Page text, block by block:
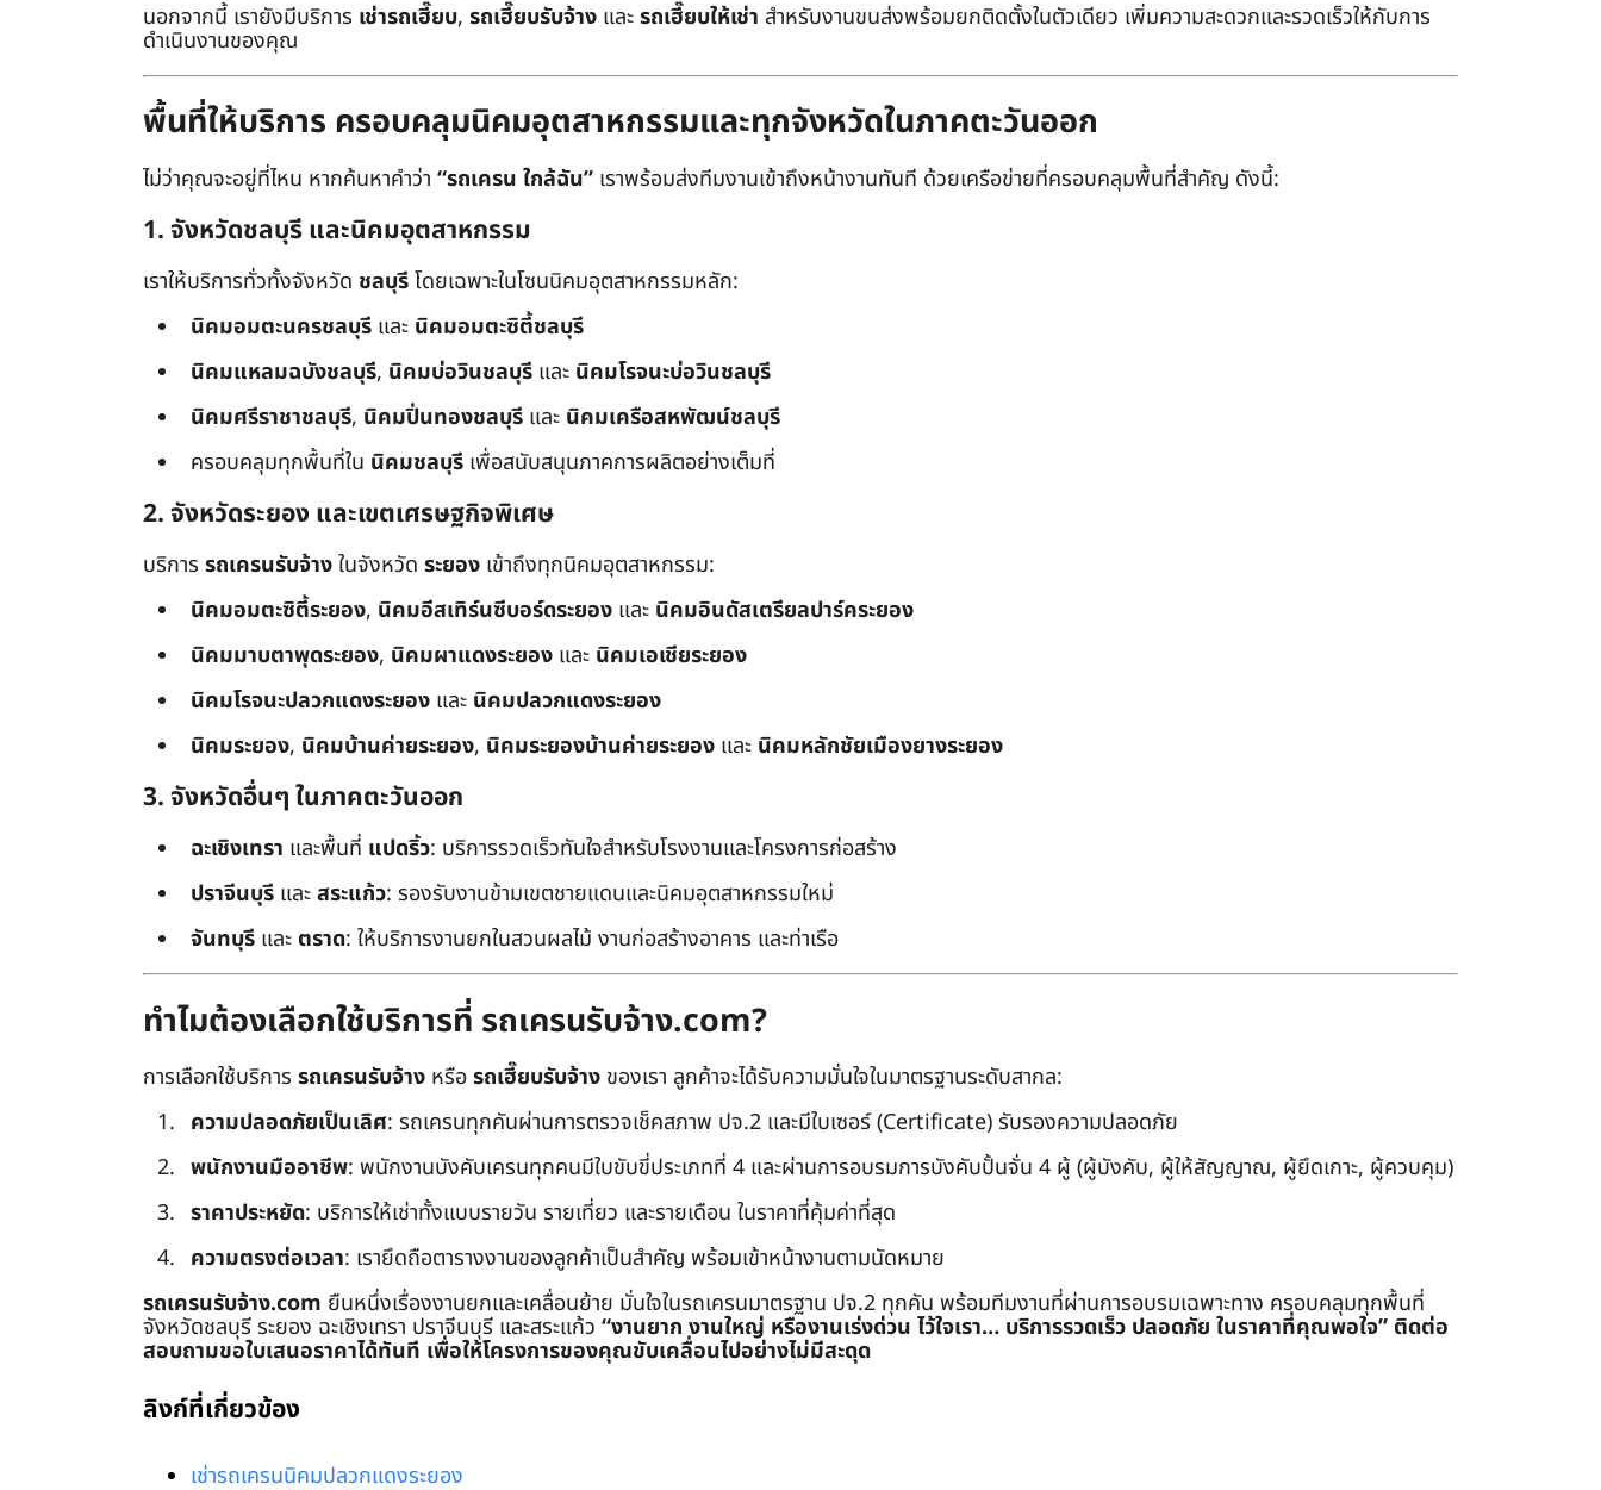
นอกจากนี้ เรายังมีบริการ เช่ารถเฮี๊ยบ, รถเฮี๊ยบรับจ้าง และรถเฮี๊ยบให้เช่า สำหรับงานขนส่งพร้อมยกติดตั้งในตัวเดียว เพิ่มความสะดวกและรวดเร็วให้กับการ
ดำเนินงานของคุณ
พื้นที่ให้บริการ ครอบคลุมนิคมอุตสาหกรรมและทุกจังหวัดในภาคตะวันออก
ไม่ว่าคุณจะอยู่ที่ไหน หากค้นหาคำว่า “รถเครน ใกล้ฉัน” เราพร้อมส่งทีมงานเข้าถึงหน้างานทันที ด้วยเครือข่ายที่ครอบคลุมพื้นที่สำคัญ ดังนี้:
1. จังหวัดชลบุรี และนิคมอุตสาหกรรม
เราให้บริการทั่วทั้งจังหวัด ชลบุรีโดยเฉพาะในโซนนิคมอุตสาหกรรมหลัก:
นิคมอมตะนครชลบุรี และ นิคมอมตะซิตี้ชลบุรี
นิคมแหลมฉบังชลบุรี, นิคมบ่อวินชลบุรี และ นิคมโรจนะบ่อวินชลบุรี
นิคมศรีราชาชลบุรี, นิคมปิ่นทองชลบุรี และ นิคมเครือสหพัฒน์ชลบุรี
ครอบคลุมทุกพื้นที่ใน นิคมชลบุรี เพื่อสนับสนุนภาคการผลิตอย่างเต็มที่
2. จังหวัดระยอง และเขตเศรษฐกิจพิเศษ
บริการ รถเครนรับจ้างในจังหวัด ระยอง เข้าถึงทุกนิคมอุตสาหกรรม:
นิคมอมตะซิตี้ระยอง, นิคมอีสเทิร์นซีบอร์ดระยอง และ นิคมอินดัสเตรียลปาร์คระยอง
นิคมมาบตาพุดระยอง, นิคมผาแดงระยอง และ นิคมเอเชียระยอง
นิคมโรจนะปลวกแดงระยอง และ นิคมปลวกแดงระยอง
นิคมระยอง, นิคมบ้านค่ายระยอง, นิคมระยองบ้านค่ายระยอง และ นิคมหลักชัยเมืองยางระยอง
3. จังหวัดอื่นๆ ในภาคตะวันออก
ฉะเชิงเทรา และพื้นที่ แปดริ้ว: บริการรวดเร็วทันใจสำหรับโรงงานและโครงการก่อสร้าง
ปราจีนบุรี และสระแก้ว: รองรับงานข้ามเขตชายแดนและนิคมอุตสาหกรรมใหม่
จันทบุรี และ ตราด: ให้บริการงานยกในสวนผลไม้ งานก่อสร้างอาคาร และท่าเรือ
ทำไมต้องเลือกใช้บริการที่ รถเครนรับจ้าง.com?
การเลือกใช้บริการ รถเครนรับจ้าง หรือรถเฮี๊ยบรับจ้าง ของเรา ลูกค้าจะได้รับความมั่นใจในมาตรฐานระดับสากล:
ความปลอดภัยเป็นเลิศ: รถเครนทุกคันผ่านการตรวจเช็คสภาพ ปจ.2 และมีใบเซอร์ (Certificate) รับรองความปลอดภัย
พนักงานมืออาชีพ: พนักงานบังคับเครนทุกคนมีใบขับขี่ประเภทที่ 4 และผ่านการอบรมการบังคับปั้นจั่น 4 ผู้ (ผู้บังคับ, ผู้ให้สัญญาณ, ผู้ยึดเกาะ, ผู้ควบคุม)
ราคาประหยัด: บริการให้เช่าทั้งแบบรายวัน รายเที่ยว และรายเดือน ในราคาที่คุ้มค่าที่สุด
ความตรงต่อเวลา: เรายึดถือตารางงานของลูกค้าเป็นสำคัญ พร้อมเข้าหน้างานตามนัดหมาย
รถเครนรับจ้าง.com ยืนหนึ่งเรื่องงานยกและเคลื่อนย้าย มั่นใจในรถเครนมาตรฐาน ปจ.2 ทุกคัน พร้อมทีมงานที่ผ่านการอบรมเฉพาะทาง ครอบคลุมทุกพื้นที่
จังหวัดชลบุรี ระยอง ฉะเชิงเทรา ปราจีนบุรี และสระแก้ว “งานยาก งานใหญ่ หรืองานเร่งด่วน ไว้ใจเรา… บริการรวดเร็ว ปลอดภัย ในราคาที่คุณพอใจ” ติดต่อ
สอบถามขอใบเสนอราคาได้ทันที เพื่อให้โครงการของคุณขับเคลื่อนไปอย่างไม่มีสะดุด
ลิงก์ที่เกี่ยวข้อง
เช่ารถเครนนิคมปลวกแดงระยอง